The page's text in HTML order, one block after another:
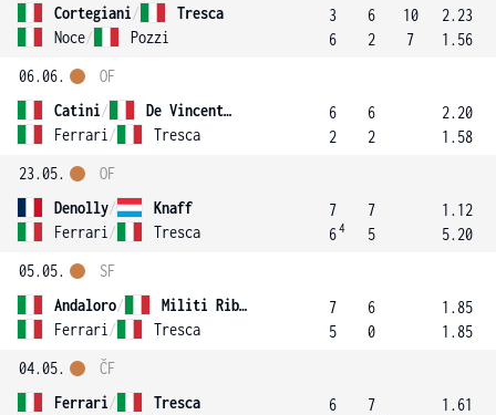
Cortegiani/
Tresca
Noce/ Pozzi
3
6
6
2
10
7
2.23
1.56
06.06.
Catini/
De Vincentis
Ferrari / Tresca
OF
6
2
6
2
2.20
1.58
23.05.
Denolly/
Knaff
Ferrari / Tresca
OF
7
64
7
5
1.12
5.20
05.05.
Andaloro/
Militi Ribaldi
Ferrari / Tresca
SF
7
5
6
0
1.85
1.85
04.05.
Ferrari/
Tresca
ČF
6
7
1.61